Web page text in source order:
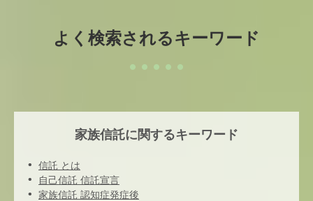
よく検索されるキーワード
家族信託に関するキーワード
信託 とは
自己信託 信託宣言
家族信託 認知症発症後